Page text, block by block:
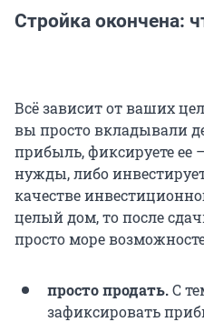
Стройка окончена:
Всё зависит от ваших
вы просто вкладывали
прибыль, фиксируете ее
нужды, либо
качестве
целый дом, то после
просто море
просто продать.С
зафиксировать